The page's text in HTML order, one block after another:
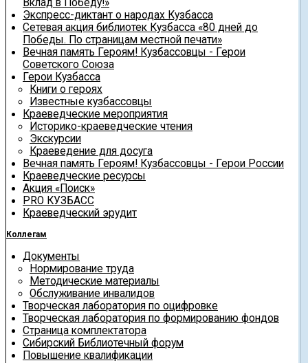
Экспресс-диктант о народах Кузбасса
Сетевая акция библиотек Кузбасса «80 дней до
Победы. По страницам местной печати»
Вечная память Героям! Кузбассовцы - Герои
Советского Союза
Герои Кузбасса
Книги о героях
Известные кузбассовцы
Краеведческие мероприятия
Историко-краеведческие чтения
Экскурсии
Краеведение для досуга
Вечная память Героям! Кузбассовцы - Герои России
Краеведческие ресурсы
Акция «Поиск»
PRO КУЗБАСС
Краеведческий эрудит
Коллегам
Документы
Нормирование труда
Методические материалы
Обслуживание инвалидов
Творческая лаборатория по оцифровке
Творческая лаборатория по формированию фондов
Страница комплектатора
Сибирский Библиотечный форум
Повышение квалификации